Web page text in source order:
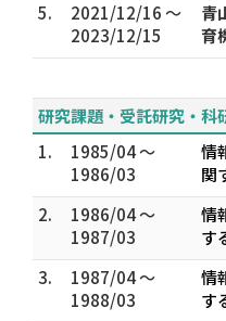
5.
2021/12/16 ～
2023/12/15
青
育
研究課題・受託研究・科
1.
1985/04 ～
1986/03
情
関
2.
1986/04 ～
1987/03
情
す
3.
1987/04 ～
1988/03
情
す